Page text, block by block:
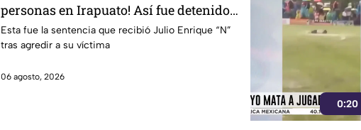
personas en Irapuato! Así fue detenido
el presunto responsable
Esta fue la sentencia que recibió Julio Enrique “N”
tras agredir a su víctima
06 agosto, 2026
0:20